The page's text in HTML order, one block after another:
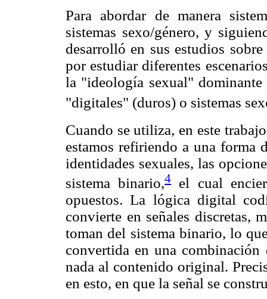
Para abordar de manera
sistemas sexo/género, y
desarrolló en sus estudios
por estudiar diferentes
la "ideología sexual"
"digitales" (duros) o sistemas
Cuando se utiliza, en este
estamos refiriendo a una forma
identidades sexuales, las
sistema binario,4el cual
opuestos. La lógica digital
convierte en señales discretas,
toman del sistema binario, lo
convertida en una
nada al contenido original.
en esto, en que la señal se